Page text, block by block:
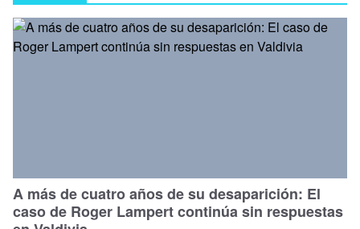
A más de cuatro años de su desaparición: El
caso de Roger Lampert continúa sin respuestas